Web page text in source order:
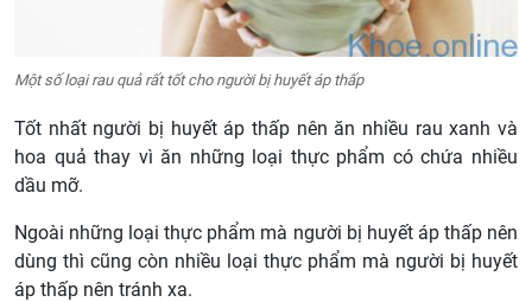
Một số loại rau quả rất tốt cho người bị huyết áp thấp
Tốt nhất người bị huyết áp thấp nên ăn nhiều rau xanh và
hoa quả thay vì ăn những loại thực phẩm có chứa nhiều
dầu mỡ.
Ngoài những loại thực phẩm mà người bị huyết áp thấp nên
dùng thì cũng còn nhiều loại thực phẩm mà người bị huyết
áp thấp nên tránh xa.